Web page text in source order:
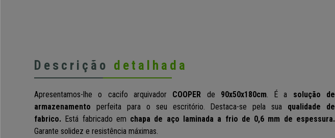
Descrição detalhada
Apresentamos-lhe o cacifo arquivador COOPER de 90x50x180cm. É a solução de
armazenamento perfeita para o seu escritório. Destaca-se pela sua qualidade de
fabrico. Está fabricado em chapa de aço laminada a frio de 0,6 mm de espessura.
Garante solidez e resistência máximas.